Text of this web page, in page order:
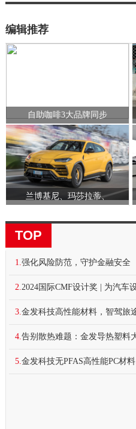
编辑推荐
自助咖啡3大品牌同步
兰博基尼、玛莎拉蒂、
TOP
1. 强化风险防范，守护金融安全
2. 2024国际CMF设计奖 | 为汽车
3. 金发科技高性能材料，智驾旅
4. 告别散热难题：金发导热塑料
5. 金发科技无PFAS高性能PC材